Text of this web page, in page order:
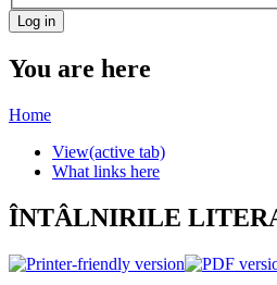
You are here
Home
View(active tab)
What links here
ÎNTÂLNIRILE